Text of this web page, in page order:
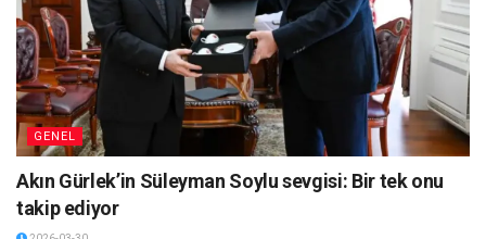
GENEL
Akın Gürlek’in Süleyman Soylu sevgisi: Bir tek onu
takip ediyor